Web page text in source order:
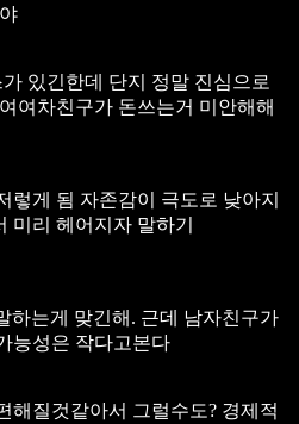
있긴한데 단지 정말 진심으로
여차친구가 돈쓰는거 미안해해
렇게 됨 자존감이 극도로 낮아지
미리 헤어지자 말하기
하는게 맞긴해. 근데 남자친구가
능성은 작다고본다
해질것같아서 그럴수도? 경제적